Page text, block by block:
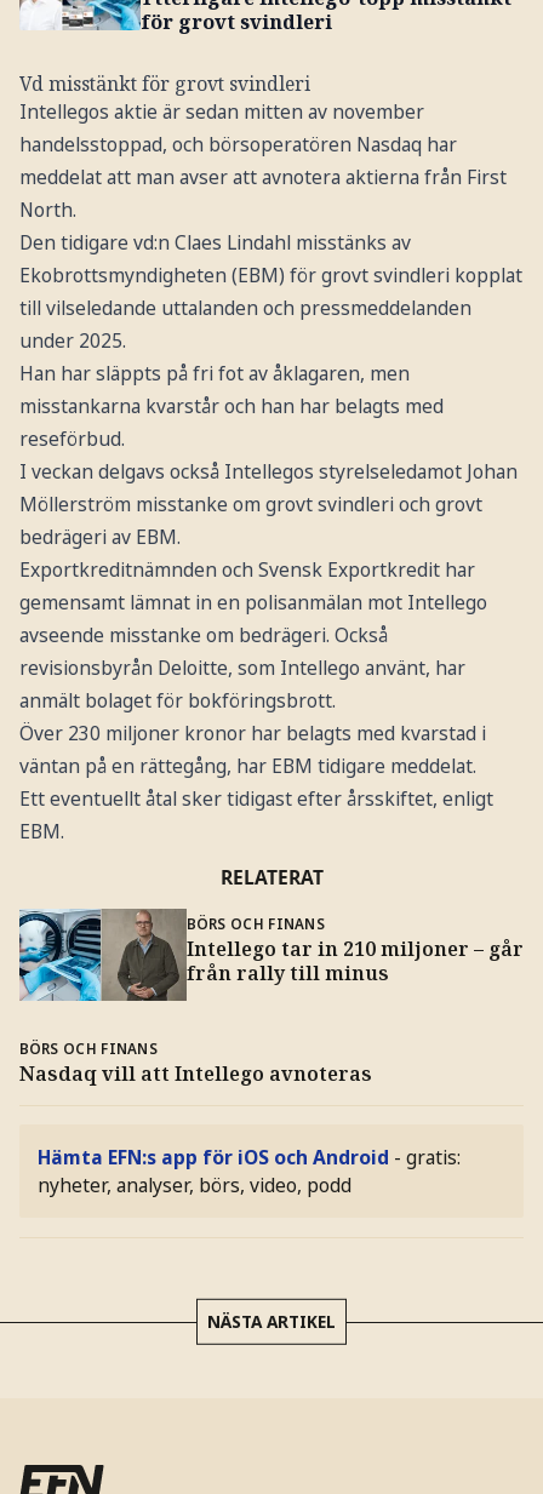
för grovt svindleri
Vd misstänkt för grovt svindleri
Intellegos aktie är sedan mitten av november
handelsstoppad, och börsoperatören Nasdaq har
meddelat att man avser att avnotera aktierna från First
North.
Den tidigare vd:n Claes Lindahl misstänks av
Ekobrottsmyndigheten (EBM) för grovt svindleri kopplat
till vilseledande uttalanden och pressmeddelanden
under 2025.
Han har släppts på fri fot av åklagaren, men
misstankarna kvarstår och han har belagts med
reseförbud.
I veckan delgavs också Intellegos styrelseledamot Johan
Möllerström misstanke om grovt svindleri och grovt
bedrägeri av EBM.
Exportkreditnämnden och Svensk Exportkredit har
gemensamt lämnat in en polisanmälan mot Intellego
avseende misstanke om bedrägeri. Också
revisionsbyrån Deloitte, som Intellego använt, har
anmält bolaget för bokföringsbrott.
Över 230 miljoner kronor har belagts med kvarstad i
väntan på en rättegång, har EBM tidigare meddelat.
Ett eventuellt åtal sker tidigast efter årsskiftet, enligt
EBM.
RELATERAT
BÖRS OCH FINANS
Intellego tar in 210 miljoner – går
från rally till minus
BÖRS OCH FINANS
Nasdaq vill att Intellego avnoteras
Hämta EFN:s app för iOS och Android - gratis:
nyheter, analyser, börs, video, podd
NÄSTA ARTIKEL